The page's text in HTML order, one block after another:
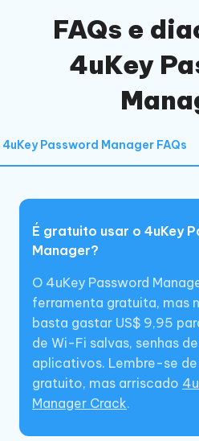
FAQs e
4uKey
4uKey Password Manager FAQs
É gratuito usar o 4uKey
Manager?
O 4uKey Password
ferramenta gratuita, mas
basta gastar US$ 9,95
de Wi-Fi salvas, senhas
aplicativos. Lembre-se
gratuito, mas arriscado
Manager Crack.